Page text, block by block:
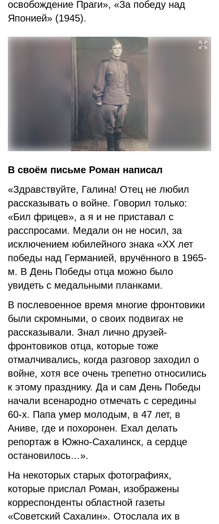
освобождение Праги», «За победу над
Японией» (1945).
В своём письме Роман написал
«Здравствуйте, Галина! Отец не любил
рассказывать о войне. Говорил только:
«Бил фрицев», а я и не приставал с
расспросами. Медали он не носил, за
исключением юбилейного знака «ХХ лет
победы над Германией, вручённого в 1965-
м. В День Победы отца можно было
увидеть с медальными планками.
В послевоенное время многие фронтовики
были скромными, о своих подвигах не
рассказывали. Знал лично друзей-
фронтовиков отца, которые тоже
отмалчивались, когда разговор заходил о
войне, хотя все очень трепетно относились
к этому празднику. Да и сам День Победы
начали всенародно отмечать с середины
60-х. Папа умер молодым, в 47 лет, в
Аниве, где и похоронен. Ехал делать
репортаж в Южно-Сахалинск, а сердце
остановилось…».
На некоторых старых фотографиях,
которые прислал Роман, изображены
корреспонденты областной газеты
«Советский Сахалин». Отослала их в